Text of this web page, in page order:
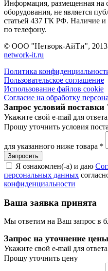
Информация, размещенная на
оборудования, не является
статьей 437 ГК РФ. Наличие и
по телефону.
© ООО "Нетворк-АйТи",
network-it.ru
Политика
Пользовательское соглашение
Использование файлов cookie
Согласие на обработку
Запрос условий поставки
Укажите свой e-mail для ответа
Прошу уточнить условия
для указанного ниже товара *
Я ознакомлен(-а) и даю
персональных данных
конфиденциальности
Ваша заявка принята
Мы ответим на Ваш запрос в
Запрос на уточнение
Укажите свой e-mail для ответа
Прошу уточнить цену